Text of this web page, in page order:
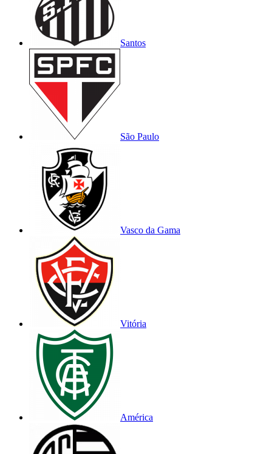
Santos
São Paulo
Vasco da Gama
Vitória
América